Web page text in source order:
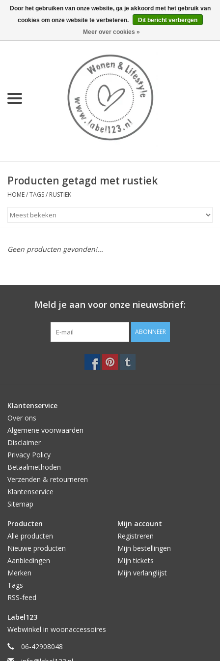
0 Artikelen - €0,00
KEUKEN
LIFESTYLE
MEUBELS
Producten getagd met rustiek
HOME/TAGS/ RUSTIEK
Geen producten gevonden!...
Meld je aan voor onze nieuwsbrief:
ABONNEER
Klantenservice
Over ons
Algemene voorwaarden
Disclaimer
Privacy Policy
Betaalmethoden
Verzenden & retourneren
Klantenservice
Sitemap
Producten
Alle producten
Nieuwe producten
Aanbiedingen
Merken
Tags
RSS-feed
Mijn account
Registreren
Mijn bestellingen
Mijn tickets
Mijn verlanglijst
Label123
Webwinkel in woonaccessoires
06-42908048
Door het gebruiken van onze website, ga je akkoord met het gebruik van
cookies om onze website te verbeteren.
Dit bericht verbergen
Meer over cookies »